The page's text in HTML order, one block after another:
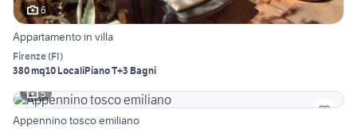
6
Appartamento in villa
Firenze(FI)
380 mq10 LocaliPiano T+3 Bagni
5
Appennino tosco emiliano